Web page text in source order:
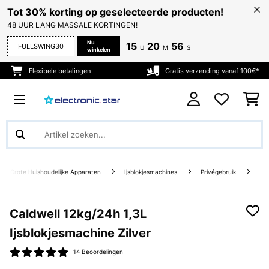
Tot 30% korting op geselecteerde producten!
48 UUR LANG MASSALE KORTINGEN!
FULLSWING30
Nu
winkelen
15 U 20 M 55 S
Flexibele betalingen Gratis verzending vanaf 100€*
Grote Huishoudelijke Apparaten Ijsblokjesmachines Privégebruik
Caldwell 12kg/24h 1,3L
Ijsblokjesmachine Zilver
14 Beoordelingen